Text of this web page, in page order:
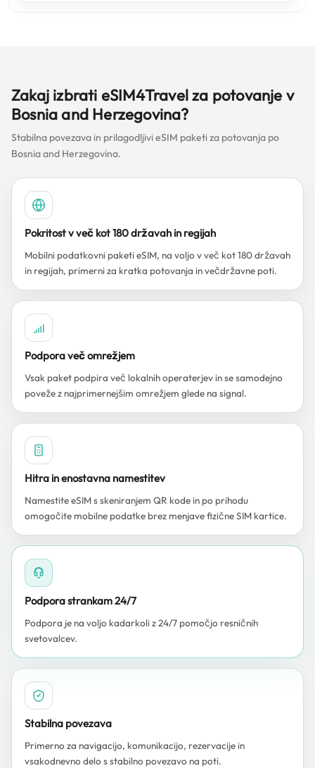
Zakaj izbrati eSIM4Travel za potovanje v
Bosnia and Herzegovina?
Stabilna povezava in prilagodljivi eSIM paketi za potovanja po
Bosnia and Herzegovina.
Pokritost v več kot 180 državah in regijah
Mobilni podatkovni paketi eSIM, na voljo v več kot 180 državah
in regijah, primerni za kratka potovanja in večdržavne poti.
Podpora več omrežjem
Vsak paket podpira več lokalnih operaterjev in se samodejno
poveže z najprimernejšim omrežjem glede na signal.
Hitra in enostavna namestitev
Namestite eSIM s skeniranjem QR kode in po prihodu
omogočite mobilne podatke brez menjave fizične SIM kartice.
Podpora strankam 24/7
Podpora je na voljo kadarkoli z 24/7 pomočjo resničnih
svetovalcev.
Stabilna povezava
Primerno za navigacijo, komunikacijo, rezervacije in
vsakodnevno delo s stabilno povezavo na poti.